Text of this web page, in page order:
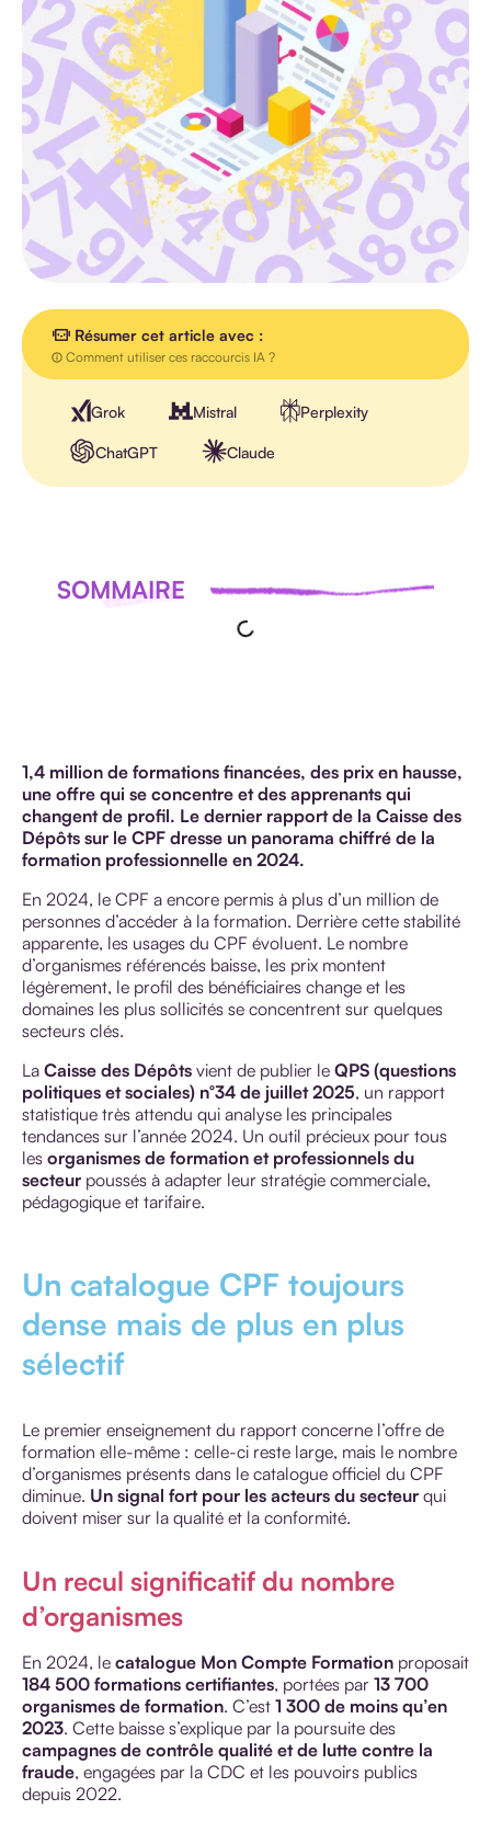
AGENDA
INTERVIEW
VIDEO
Résumer cet article avec :
Comment utiliser ces raccourcis IA ?
Grok Mistral Perplexity
ChatGPT Claude
SOMMAIRE
1,4 million de formations financées, des prix en hausse,
une offre qui se concentre et des apprenants qui
changent de profil. Le dernier rapport de la Caisse des
Dépôts sur le CPF dresse un panorama chiffré de la
formation professionnelle en 2024.
En 2024, le CPF a encore permis à plus d’un million de
personnes d’accéder à la formation. Derrière cette stabilité
apparente, les usages du CPF évoluent. Le nombre
d’organismes référencés baisse, les prix montent
légèrement, le profil des bénéficiaires change et les
domaines les plus sollicités se concentrent sur quelques
secteurs clés.
La Caisse des Dépôts vient de publier le QPS (questions
politiques et sociales) n°34 de juillet 2025, un rapport
statistique très attendu qui analyse les principales
tendances sur l’année 2024. Un outil précieux pour tous
les organismes de formation et professionnels du
secteur poussés à adapter leur stratégie commerciale,
pédagogique et tarifaire.
Un catalogue CPF toujours
dense mais de plus en plus
sélectif
Le premier enseignement du rapport concerne l’offre de
formation elle-même : celle-ci reste large, mais le nombre
d’organismes présents dans le catalogue officiel du CPF
diminue. Un signal fort pour les acteurs du secteur qui
doivent miser sur la qualité et la conformité.
Un recul significatif du nombre
d’organismes
En 2024, le catalogue Mon Compte Formation proposait
184 500 formations certifiantes, portées par 13 700
organismes de formation. C’est 1 300 de moins qu’en
2023. Cette baisse s’explique par la poursuite des
campagnes de contrôle qualité et de lutte contre la
fraude, engagées par la CDC et les pouvoirs publics
depuis 2022.